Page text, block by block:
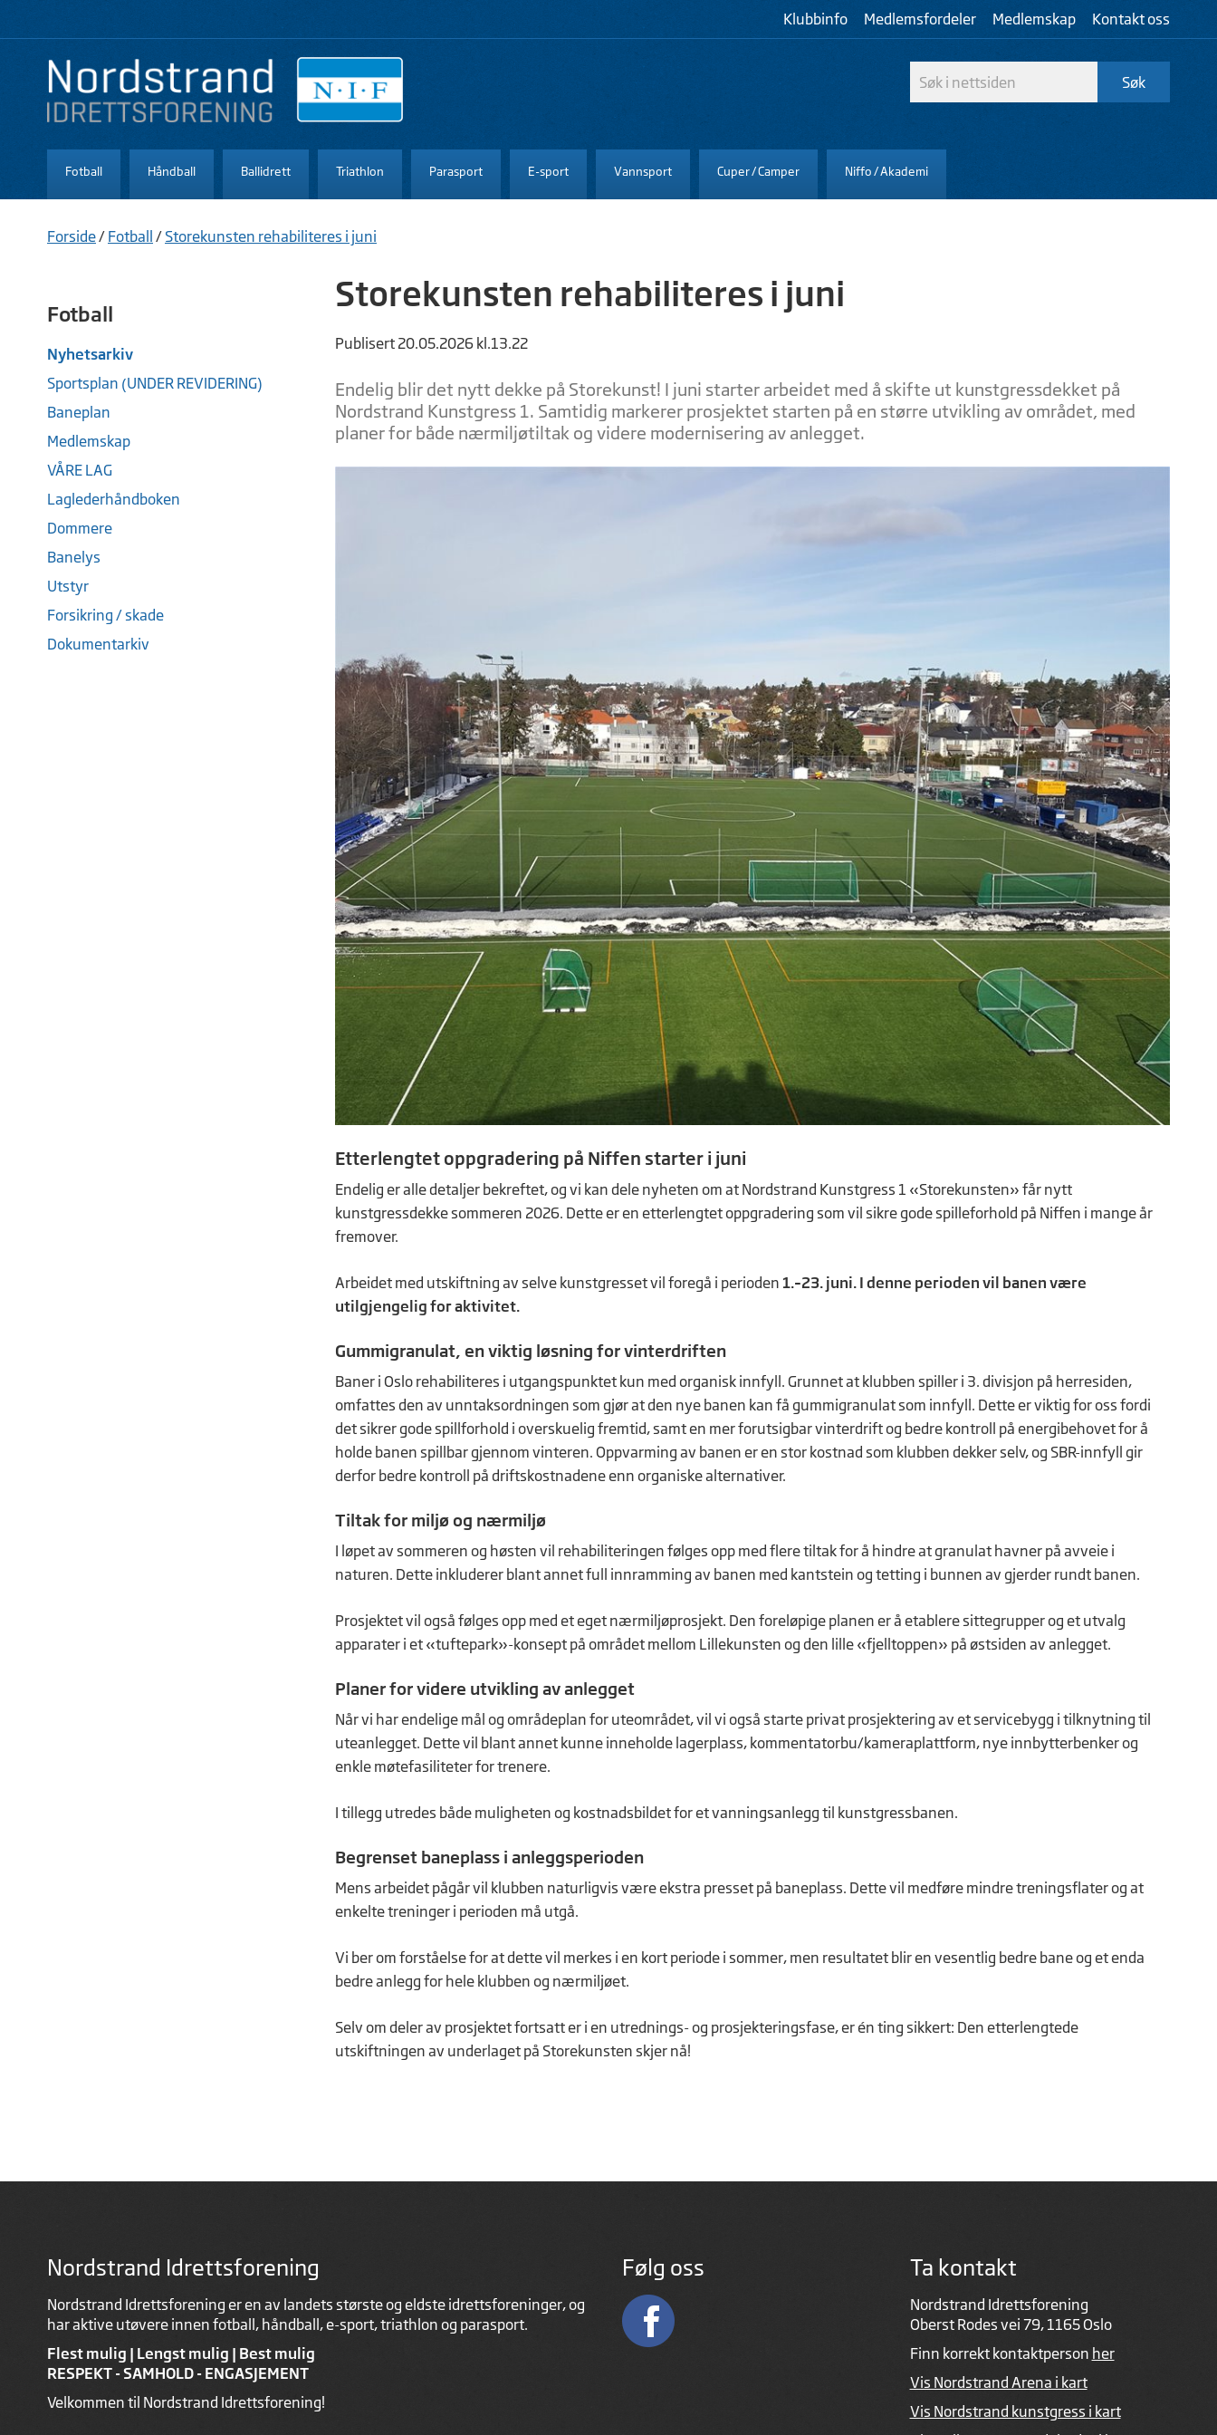
Klubbinfo Medlemsfordeler Medlemskap Kontakt oss
Fotball Håndball Ballidrett Triathlon Parasport E-sport Vannsport Cuper / Camper Niffo / Akademi
Forside/ Fotball / Storekunsten rehabiliteres i juni
Fotball
Nyhetsarkiv
Sportsplan (UNDER REVIDERING)
Baneplan
Medlemskap
VÅRE LAG
Laglederhåndboken
Dommere
Banelys
Utstyr
Forsikring / skade
Dokumentarkiv
Storekunsten rehabiliteres i juni
Publisert 20.05.2026 kl.13.22
Endelig blir det nytt dekke på Storekunst! I juni starter arbeidet med å skifte ut kunstgressdekket på
Nordstrand Kunstgress 1. Samtidig markerer prosjektet starten på en større utvikling av området, med
planer for både nærmiljøtiltak og videre modernisering av anlegget.
Etterlengtet oppgradering på Niffen starter i juni
Endelig er alle detaljer bekreftet, og vi kan dele nyheten om at Nordstrand Kunstgress 1 «Storekunsten» får nytt
kunstgressdekke sommeren 2026. Dette er en etterlengtet oppgradering som vil sikre gode spilleforhold på Niffen i mange år
fremover.
Arbeidet med utskiftning av selve kunstgresset vil foregå i perioden 1.–23. juni. I denne perioden vil banen være
utilgjengelig for aktivitet.
Gummigranulat, en viktig løsning for vinterdriften
Baner i Oslo rehabiliteres i utgangspunktet kun med organisk innfyll. Grunnet at klubben spiller i 3. divisjon på herresiden,
omfattes den av unntaksordningen som gjør at den nye banen kan få gummigranulat som innfyll. Dette er viktig for oss fordi
det sikrer gode spillforhold i overskuelig fremtid, samt en mer forutsigbar vinterdrift og bedre kontroll på energibehovet for å
holde banen spillbar gjennom vinteren. Oppvarming av banen er en stor kostnad som klubben dekker selv, og SBR-innfyll gir
derfor bedre kontroll på driftskostnadene enn organiske alternativer.
Tiltak for miljø og nærmiljø
I løpet av sommeren og høsten vil rehabiliteringen følges opp med flere tiltak for å hindre at granulat havner på avveie i
naturen. Dette inkluderer blant annet full innramming av banen med kantstein og tetting i bunnen av gjerder rundt banen.
Prosjektet vil også følges opp med et eget nærmiljøprosjekt. Den foreløpige planen er å etablere sittegrupper og et utvalg
apparater i et «tuftepark»-konsept på området mellom Lillekunsten og den lille «fjelltoppen» på østsiden av anlegget.
Planer for videre utvikling av anlegget
Når vi har endelige mål og områdeplan for uteområdet, vil vi også starte privat prosjektering av et servicebygg i tilknytning til
uteanlegget. Dette vil blant annet kunne inneholde lagerplass, kommentatorbu/kameraplattform, nye innbytterbenker og
enkle møtefasiliteter for trenere.
I tillegg utredes både muligheten og kostnadsbildet for et vanningsanlegg til kunstgressbanen.
Begrenset baneplass i anleggsperioden
Mens arbeidet pågår vil klubben naturligvis være ekstra presset på baneplass. Dette vil medføre mindre treningsflater og at
enkelte treninger i perioden må utgå.
Vi ber om forståelse for at dette vil merkes i en kort periode i sommer, men resultatet blir en vesentlig bedre bane og et enda
bedre anlegg for hele klubben og nærmiljøet.
Selv om deler av prosjektet fortsatt er i en utrednings- og prosjekteringsfase, er én ting sikkert: Den etterlengtede
utskiftningen av underlaget på Storekunsten skjer nå!
Nordstrand Idrettsforening
Nordstrand Idrettsforening er en av landets største og eldste idrettsforeninger, og
har aktive utøvere innen fotball, håndball, e-sport, triathlon og parasport.
Flest mulig | Lengst mulig | Best mulig
RESPEKT - SAMHOLD - ENGASJEMENT
Velkommen til Nordstrand Idrettsforening!
Følg oss Ta kontakt
Nordstrand Idrettsforening
Oberst Rodes vei 79, 1165 Oslo
Finn korrekt kontaktperson her
Vis Nordstrand Arena i kart
Vis Nordstrand kunstgress i kart